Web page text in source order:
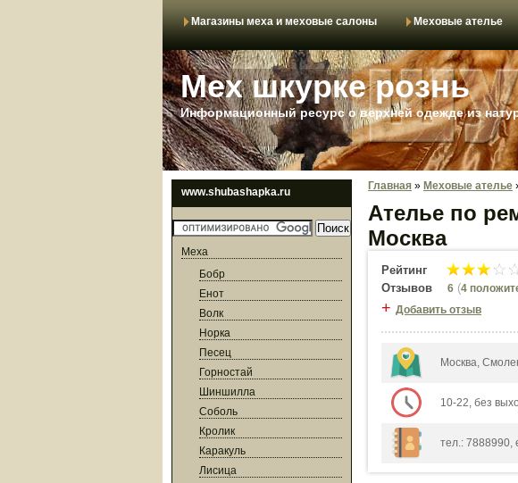
Магазины меха и меховые салоны Меховые ателье
Мех шкурке рознь
Информационный ресурс о верхней одежде из
www.shubashapka.ru
Меха
Бобр
Енот
Волк
Норка
Песец
Горностай
Шиншилла
Соболь
Кролик
Каракуль
Лисица
Главная » Меховые ателье
Ателье по
Москва
Рейтинг
Отзывов 6 (4
+ Добавить отзыв
Москва,
10-22, без
тел.: 7888990,